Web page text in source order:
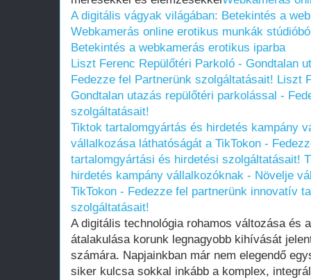
A digitális vágyak világában: Betekintés a
Webkamerás online erotikus munkák
Betekintés a webkamerás erotikus iparba
Liszt Ferenc Repülőtéri Parkoló - Gondtalan
Fedezze fel Partnerünk szolgáltatásait! Liszt
Gondtalan utazás repülőtéri parkolással -
szolgáltatásait!
Tiktok tartalomgyártás és hirdetés kampány
vállalkozása láthatóságát a TikTokon -
tartalomgyártási és hirdetési szolgáltatásait!
hirdetés kampány vállalkozóknak - Növelje
TikTokon - Fedezze fel partnerünk innovatív
szolgáltatásait!
A digitális technológia rohamos változása és
átalakulása korunk legnagyobb kihívását
számára. Napjainkban már nem elegendő
siker kulcsa sokkal inkább a komplex,